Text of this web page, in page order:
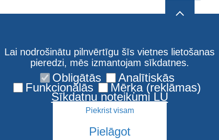
Lai nodrošinātu pilnvērtīgu šīs vietnes lietošanas
pieredzi, mēs izmantojam sīkdatnes.
Obligātās Analītiskās
Funkcionālās Mērķa (reklāmas)
Sīkdatņu noteikumi LU
Piekrist visam
Pielāgot